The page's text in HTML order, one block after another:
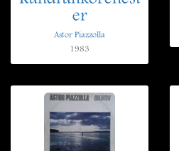
er
Astor Piazzolla
1983